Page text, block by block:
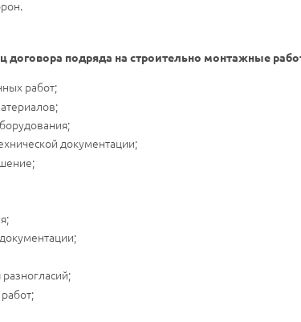
договора подряда на строительно монтажные
работ;
документации;